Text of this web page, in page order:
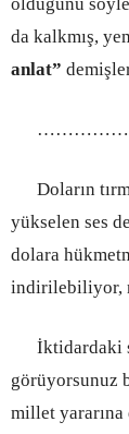
da kalkmış,
anlat”
Doların
yükselen ses
dolara
indirilebiliyor,
İktidardaki
görüyorsunuz
millet yararına